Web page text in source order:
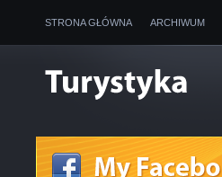
STRONA GŁÓWNA ARCHIWUM